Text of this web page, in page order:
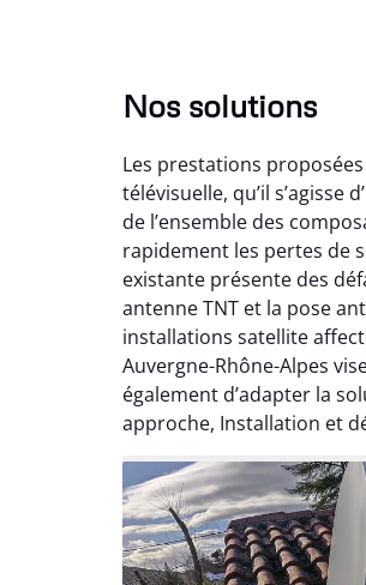
Nos solutions
Les prestations
télévisuelle, qu’il
de l’ensemble des
rapidement les pertes de
existante présente des
antenne TNT et la pose
installations satellite
Auvergne-Rhône-Alpes
également d’adapter la
approche, Installation et